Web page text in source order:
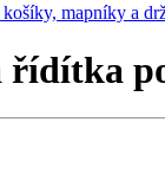
mapníky a
řídítka